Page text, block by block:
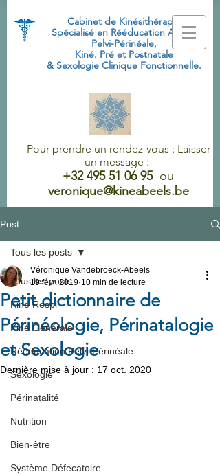
Cabinet de Kinésithérapie
Spécialisé en Rééducation Abdo-
Pelvi-Périnéale,
Kiné. Pré et Postnatale
& Sexologie Clinique Fonctionnelle.
Pour prendre un rendez-vous : Laisser
un message :
+32 495 51 06 95 ou
veronique@kineabeels.be
Post
Tous les posts
Kiné Respi
Kiné Générale
Rééducation Pelvi-Périnéale
Sexologie
Périnatalité
Nutrition
Bien-être
Système Défecatoire
Tous les posts
Petit dictionnaire de
Périnéologie, Périnatalogie
et Sexologie
Véronique Vandebroeck-Abeels
19 févr. 2019 10 min de lecture
Dernière mise à jour : 17 oct. 2020